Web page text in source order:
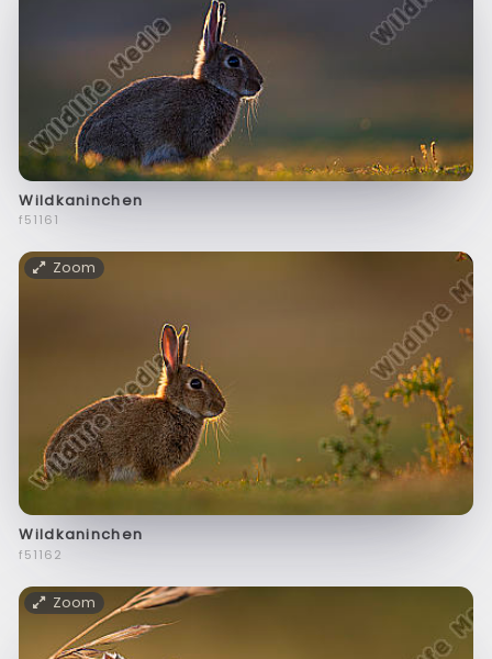
Wildkaninchen
f51161
Zoom
Wildkaninchen
f51162
Zoom